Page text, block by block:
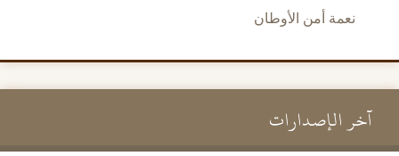
نعمة أمن الأوطان
آخر الإصدارات